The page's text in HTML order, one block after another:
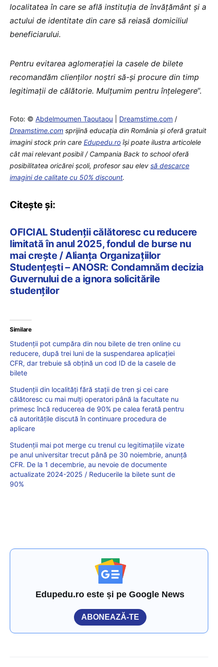
localitatea în care se află instituția de învățământ și a
actului de identitate din care să reiasă domiciliul
beneficiarului.
Pentru evitarea aglomerației la casele de bilete
recomandăm clienților noștri să-și procure din timp
legitimații de călătorie. Mulțumim pentru înțelegere”.
Foto: © Abdelmoumen Taoutaou Dreamstime.com /
Dreamstime.com sprijină educaţia din România şi oferă gratuit
imagini stock prin care Edupedu.ro îşi poate ilustra articolele
cât mai relevant posibil / Campania Back to school oferă
posibilitatea oricărei școli, profesor sau elev să descarce
imagini de calitate cu 50% discount.
Citește și:
OFICIAL Studenții călătoresc cu reducere
limitată în anul 2025, fondul de burse nu
mai crește / Alianța Organizațiilor
Studențești – ANOSR: Condamnăm decizia
Guvernului de a ignora solicitările
studenților
Similare
Studenții pot cumpăra din nou bilete de tren online cu
reducere, după trei luni de la suspendarea aplicației
CFR, dar trebuie să obțină un cod ID de la casele de
bilete
Studenții din localități fără stații de tren și cei care
călătoresc cu mai mulți operatori până la facultate nu
primesc încă reducerea de 90% pe calea ferată pentru
că autoritățile discută în continuare procedura de
aplicare
Studenții mai pot merge cu trenul cu legitimațiile vizate
pe anul universitar trecut până pe 30 noiembrie, anunță
CFR. De la 1 decembrie, au nevoie de documente
actualizate 2024-2025 / Reducerile la bilete sunt de
90%
Edupedu.ro este și pe Google News
ABONEAZĂ-TE